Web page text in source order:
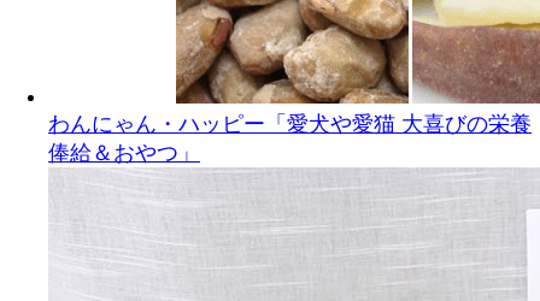
わんにゃん・ハッピー「愛犬や愛猫 大喜びの栄養
俸給＆おやつ」